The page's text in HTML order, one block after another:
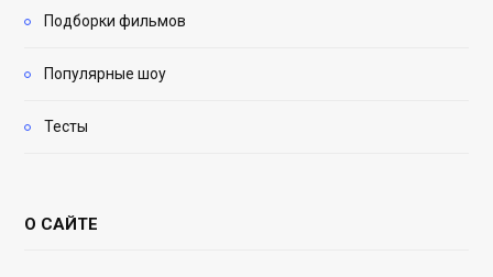
Подборки фильмов
Популярные шоу
Тесты
О САЙТЕ